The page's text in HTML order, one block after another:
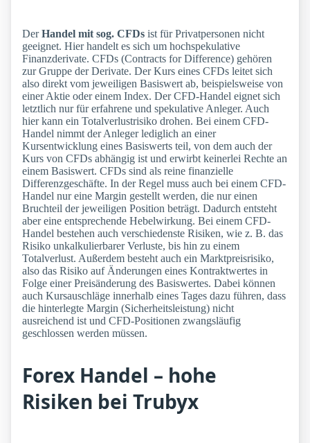
DerHandel mit sog. CFDs ist für Privatpersonen nicht
geeignet. Hier handelt es sich um hochspekulative
Finanzderivate. CFDs (Contracts for Difference) gehören
zur Gruppe der Derivate. Der Kurs eines CFDs leitet sich
also direkt vom jeweiligen Basiswert ab, beispielsweise von
einer Aktie oder einem Index. Der CFD-Handel eignet sich
letztlich nur für erfahrene und spekulative Anleger. Auch
hier kann ein Totalverlustrisiko drohen. Bei einem CFD-
Handel nimmt der Anleger lediglich an einer
Kursentwicklung eines Basiswerts teil, von dem auch der
Kurs von CFDs abhängig ist und erwirbt keinerlei Rechte an
einem Basiswert. CFDs sind als reine finanzielle
Differenzgeschäfte. In der Regel muss auch bei einem CFD-
Handel nur eine Margin gestellt werden, die nur einen
Bruchteil der jeweiligen Position beträgt. Dadurch entsteht
aber eine entsprechende Hebelwirkung. Bei einem CFD-
Handel bestehen auch verschiedenste Risiken, wie z. B. das
Risiko unkalkulierbarer Verluste, bis hin zu einem
Totalverlust. Außerdem besteht auch ein Marktpreisrisiko,
also das Risiko auf Änderungen eines Kontraktwertes in
Folge einer Preisänderung des Basiswertes. Dabei können
auch Kursauschläge innerhalb eines Tages dazu führen, dass
die hinterlegte Margin (Sicherheitsleistung) nicht
ausreichend ist und CFD-Positionen zwangsläufig
geschlossen werden müssen.
Forex Handel – hohe
Risiken bei Trubyx